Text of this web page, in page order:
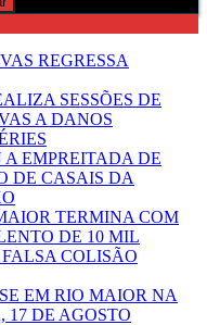
REGRESSA
SESSÕES DE
A DANOS
EMPREITADA DE
DE CASAIS DA
TERMINA COM
DE 10 MIL
COLISÃO
EM RIO MAIOR NA
17 DE AGOSTO